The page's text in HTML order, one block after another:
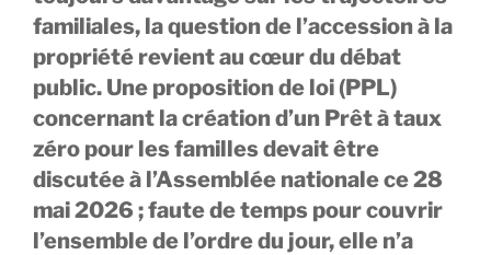
familiales, la question de l’accession à la
propriété revient au cœur du débat
public. Une proposition de loi (PPL)
concernant la création d’un Prêt à taux
zéro pour les familles devait être
discutée à l’Assemblée nationale ce 28
mai 2026 ; faute de temps pour couvrir
l’ensemble de l’ordre du jour, elle n’a